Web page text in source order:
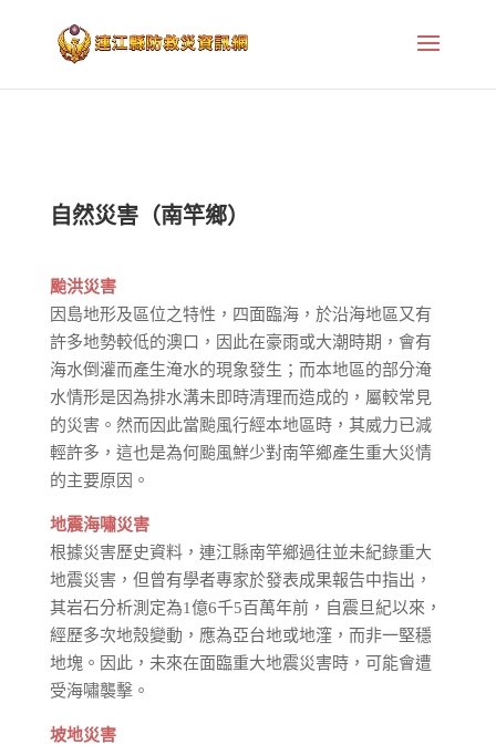
自然災害（南竿鄉）
颱洪災害
因島地形及區位之特性，四面臨海，於沿海地區又有
許多地勢較低的澳口，因此在豪雨或大潮時期，會有
海水倒灌而產生淹水的現象發生；而本地區的部分淹
水情形是因為排水溝未即時清理而造成的，屬較常見
的災害。然而因此當颱風行經本地區時，其威力已減
輕許多，這也是為何颱風鮮少對南竿鄉產生重大災情
的主要原因。
地震海嘯災害
根據災害歷史資料，連江縣南竿鄉過往並未紀錄重大
地震災害，但曾有學者專家於發表成果報告中指出，
其岩石分析測定為1億6千5百萬年前，自震旦紀以來，
經歷多次地殼變動，應為亞台地或地漥，而非一堅穩
地塊。因此，未來在面臨重大地震災害時，可能會遭
受海嘯襲擊。
坡地災害